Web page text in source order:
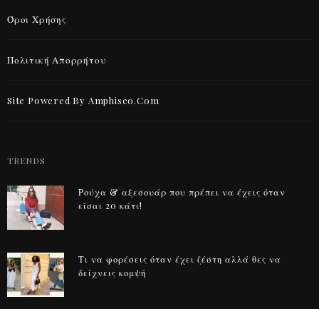
Όροι Χρήσης
Πολιτική Απορρήτου
Site Powered By Amphiseo.com
TRENDS
Ρούχα & αξεσουάρ που πρέπει να έχεις όταν
είσαι 20 κάτι!
Τι να φορέσεις όταν έχει ζέστη αλλά θες να
δείχνεις κομψή